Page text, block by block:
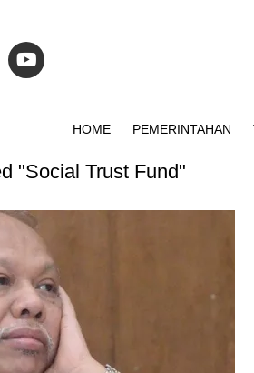
HOME PEMERINTAHAN
"Social Trust Fund"